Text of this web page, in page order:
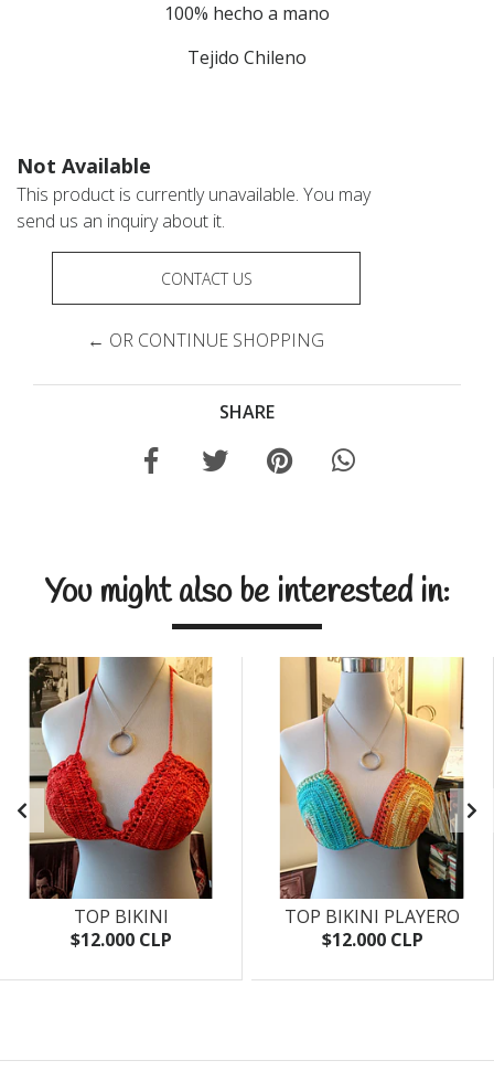
100% hecho a mano
Tejido Chileno
Not Available
This product is currently unavailable. You may
send us an inquiry about it.
CONTACT US
← OR CONTINUE SHOPPING
SHARE
You might also be interested in:
TOP BIKINI
$12.000 CLP
TOP BIKINI PLAYERO
$12.000 CLP